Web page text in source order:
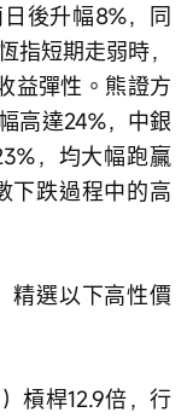
後升幅8%，同
指短期走弱時，
益彈性。熊證方
高達24%，中銀
，均大幅跑贏
下跌過程中的高
精選以下高性價
槓桿12.9倍，行